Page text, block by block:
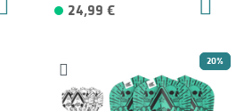
24,99 €
20%